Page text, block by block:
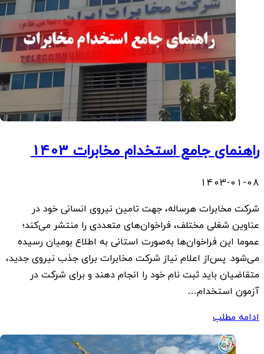
راهنمای جامع استخدام مخابرات 1403
1403-01-08
شرکت مخابرات هرساله، جهت تامین نیروی انسانی خود در
عناوین شغلی مختلف، فراخوان‌های متعددی را منتشر می‌کند؛
عموما این فراخوان‌ها به‌صورت استانی به اطلاع بومیان رسیده
می‌شود. پس‌از اعلام نیاز شرکت مخابرات برای جذب نیروی جدید،
متقاضیان باید ثبت نام خود را انجام دهند و برای شرکت در
آزمون استخدام…
ادامه مطلب